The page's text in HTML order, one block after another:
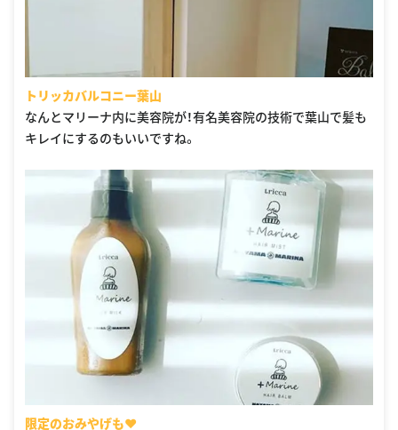
トリッカバルコニー葉山
なんとマリーナ内に美容院が！有名美容院の技術で葉山で髪も
キレイにするのもいいですね。
限定のおみやげも❤︎